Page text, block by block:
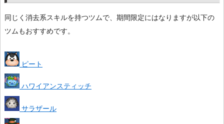
同じく消去系スキルを持つツムで、期間限定にはなりますが以下の
ツムもおすすめです。
ピート
ハワイアンスティッチ
サラザール